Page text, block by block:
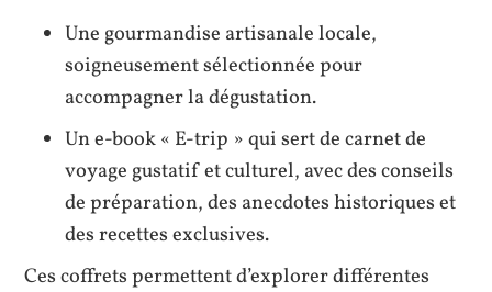
Une gourmandise artisanale locale,
soigneusement sélectionnée pour
accompagner la dégustation.
Un e-book « E-trip » qui sert de carnet de
voyage gustatif et culturel, avec des conseils
de préparation, des anecdotes historiques et
des recettes exclusives.
Ces coffrets permettent d’explorer différentes